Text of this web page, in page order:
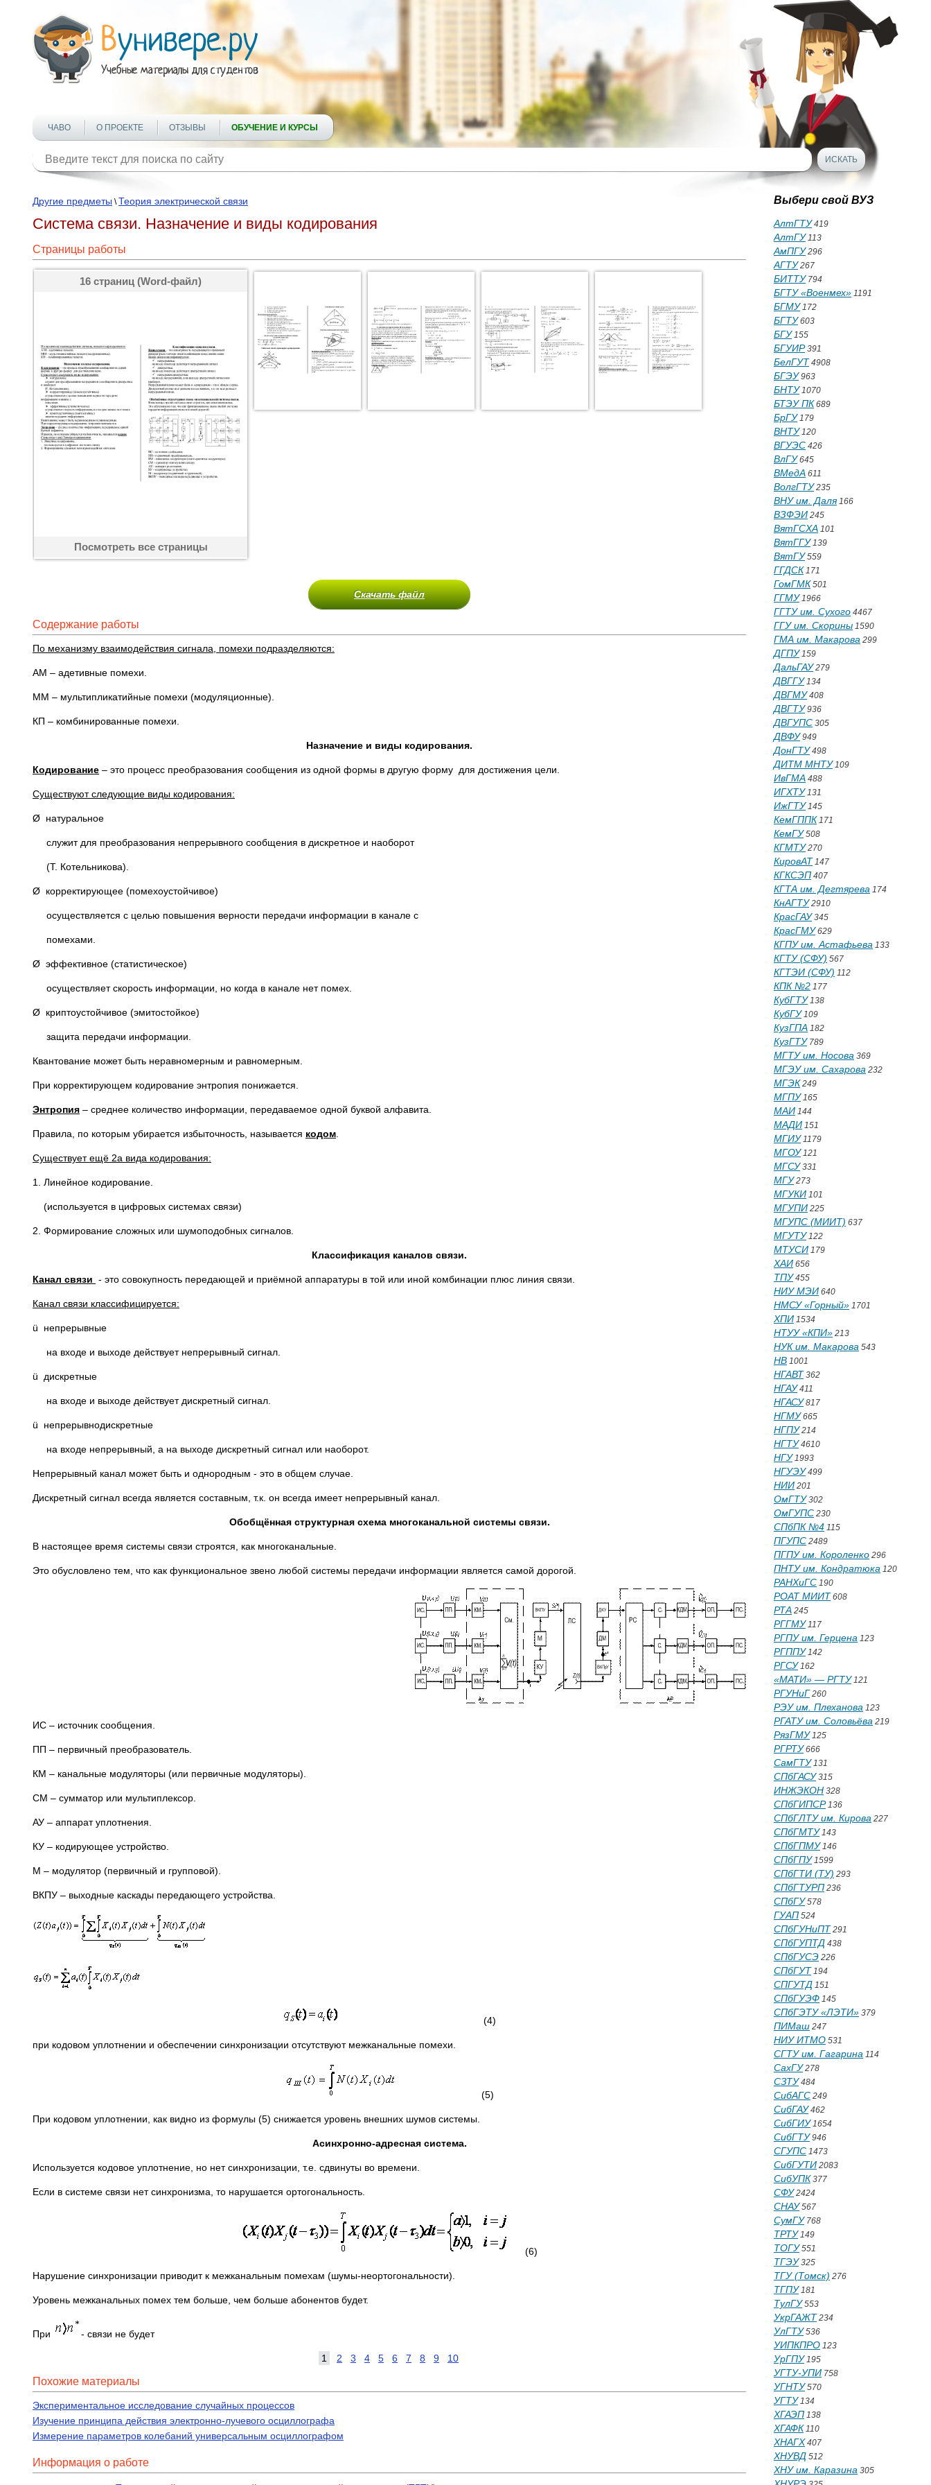
ЧАВО О ПРОЕКТЕ ОТЗЫВЫ ОБУЧЕНИЕ И КУРСЫ
Другие предметы \Теория электрической связи
Система связи. Назначение и виды кодирования
Страницы работы
16 страниц (Word-файл)
Посмотреть все страницы
Скачать файл
Содержание работы
По механизму взаимодействия сигнала, помехи подразделяются:
АМ – адетивные помехи.
ММ – мультипликатийные помехи (модуляционные).
КП – комбинированные помехи.
Назначение и виды кодирования.
Кодирование – это процесс преобразования сообщения из одной формы в другую форму для достижения цели.
Существуют следующие виды кодирования:
Ø натуральное
служит для преобразования непрерывного сообщения в дискретное и наоборот
(Т. Котельникова).
Ø корректирующее (помехоустойчивое)
осуществляется с целью повышения верности передачи информации в канале с
помехами.
Ø эффективное (статистическое)
осуществляет скорость информации, но когда в канале нет помех.
Ø криптоустойчивое (эмитостойкое)
защита передачи информации.
Квантование может быть неравномерным и равномерным.
При корректирующем кодирование энтропия понижается.
Энтропия – среднее количество информации, передаваемое одной буквой алфавита.
Правила, по которым убирается избыточность, называется кодом
Существует ещё 2а вида кодирования:
1. Линейное кодирование.
(используется в цифровых системах связи)
2. Формирование сложных или шумоподобных сигналов.
Классификация каналов связи.
Канал связи - это совокупность передающей и приёмной аппаратуры в той или иной комбинации плюс линия связи.
Канал связи классифицируется:
ü непрерывные
на входе и выходе действует непрерывный сигнал.
ü дискретные
на входе и выходе действует дискретный сигнал.
ü непрерывнодискретные
на входе непрерывный, а на выходе дискретный сигнал или наоборот.
Непрерывный канал может быть и однородным - это в общем случае.
Дискретный сигнал всегда является составным, т.к. он всегда имеет непрерывный канал.
Обобщённая структурная схема многоканальной системы связи.
В настоящее время системы связи строятся, как многоканальные.
Это обусловлено тем, что как функциональное звено любой системы передачи информации является самой дорогой.
ИС – источник сообщения.
ПП – первичный преобразователь.
КМ – канальные модуляторы (или первичные модуляторы).
СМ – сумматор или мультиплексор.
АУ – аппарат уплотнения.
КУ – кодирующее устройство.
М – модулятор (первичный и групповой).
ВКПУ – выходные каскады передающего устройства.
(4)
при кодовом уплотнении и обеспечении синхронизации отсутствуют межканальные помехи.
(5)
При кодовом уплотнении, как видно из формулы (5) снижается уровень внешних шумов системы.
Асинхронно-адресная система.
Используется кодовое уплотнение, но нет синхронизации, т.е. сдвинуты во времени.
Если в системе связи нет синхронизма, то нарушается ортогональность.
(6)
Нарушение синхронизации приводит к межканальным помехам (шумы-неортогональности).
Уровень межканальных помех тем больше, чем больше абонентов будет.
При - связи не будет
1 2 3 4 5 6 7 8 9 10
Похожие материалы
Экспериментальное исследование случайных процессов
Изучение принципа действия электронно-лучевого осциллографа
Измерение параметров колебаний универсальным осциллографом
Информация о работе
Выбери свой ВУЗ
АлтГТУ419
АлтГУ113
АмПГУ296
АГТУ267
БИТТУ794
БГТУ «Военмех» 1191
БГМУ172
БГТУ603
БГУ155
БГУИР391
БелГУТ 4908
БГЭУ963
БНТУ1070
БТЭУ ПК 689
БрГУ179
ВНТУ120
ВГУЭС 426
ВлГУ645
ВМедА 611
ВолгГТУ235
ВНУ им. Даля166
ВЗФЭИ 245
ВятГСХА 101
ВятГГУ139
ВятГУ559
ГГДСК 171
ГомГМК 501
ГГМУ1966
ГГТУ им. Сухого 4467
ГГУ им. Скорины 1590
ГМА им. Макарова 299
ДГПУ159
ДальГАУ279
ДВГГУ134
ДВГМУ408
ДВГТУ936
ДВГУПС 305
ДВФУ949
ДонГТУ498
ДИТМ МНТУ109
ИвГМА 488
ИГХТУ131
ИжГТУ145
КемГППК 171
КемГУ508
КГМТУ270
КировАТ 147
КГКСЭП 407
КГТА им. Дегтярева 174
КнАГТУ2910
КрасГАУ345
КрасГМУ629
КГПУ им. Астафьева 133
КГТУ (СФУ) 567
КГТЭИ (СФУ) 112
КПК №2 177
КубГТУ138
КубГУ109
КузГПА 182
КузГТУ789
МГТУ им. Носова 369
МГЭУ им. Сахарова 232
МГЭК 249
МГПУ165
МАИ 144
МАДИ 151
МГИУ1179
МГОУ121
МГСУ331
МГУ273
МГУКИ 101
МГУПИ 225
МГУПС (МИИТ) 637
МГУТУ122
МТУСИ 179
ХАИ 656
ТПУ455
НИУ МЭИ 640
НМСУ «Горный» 1701
ХПИ 1534
НТУУ «КПИ» 213
НУК им. Макарова 543
НВ 1001
НГАВТ 362
НГАУ411
НГАСУ817
НГМУ665
НГПУ214
НГТУ4610
НГУ1993
НГУЭУ499
НИИ 201
ОмГТУ302
ОмГУПС 230
СПбПК №4 115
ПГУПС 2489
ПГПУ им. Короленко 296
ПНТУ им. Кондратюка 120
РАНХиГС 190
РОАТ МИИТ 608
РТА 245
РГГМУ117
РГПУ им. Герцена 123
РГППУ142
РГСУ162
«МАТИ» — РГТУ121
РГУНиГ 260
РЭУ им. Плеханова 123
РГАТУ им. Соловьёва 219
РязГМУ125
РГРТУ666
СамГТУ131
СПбГАСУ315
ИНЖЭКОН 328
СПбГИПСР136
СПбГЛТУ им. Кирова 227
СПбГМТУ143
СПбГПМУ146
СПбГПУ1599
СПбГТИ (ТУ) 293
СПбГТУРП 236
СПбГУ578
ГУАП 524
СПбГУНиПТ 291
СПбГУПТД 438
СПбГУСЭ 226
СПбГУТ 194
СПГУТД 151
СПбГУЭФ 145
СПбГЭТУ «ЛЭТИ» 379
ПИМаш 247
НИУ ИТМО 531
СГТУ им. Гагарина 114
СахГУ278
СЗТУ484
СибАГС 249
СибГАУ462
СибГИУ1654
СибГТУ946
СГУПС 1473
СибГУТИ 2083
СибУПК 377
СФУ2424
СНАУ567
СумГУ768
ТРТУ149
ТОГУ551
ТГЭУ325
ТГУ (Томск) 276
ТГПУ181
ТулГУ553
УкрГАЖТ 234
УлГТУ536
УИПКПРО 123
УрГПУ195
УГТУ-УПИ 758
УГНТУ570
УГТУ134
ХГАЭП 138
ХГАФК 110
ХНАГХ 407
ХНУВД 512
ХНУ им. Каразина 305